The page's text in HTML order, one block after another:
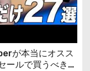
が本当にオスス
ールで買うべきも